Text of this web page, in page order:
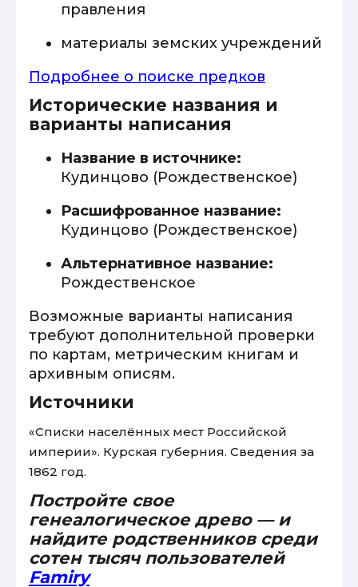
правления
материалы земских учреждений
Подробнее о поиске предков
Исторические названия и
варианты написания
Название в источнике:
Кудинцово (Рождественское)
Расшифрованное название:
Кудинцово (Рождественское)
Альтернативное название:
Рождественское
Возможные варианты написания
требуют дополнительной проверки
по картам, метрическим книгам и
архивным описям.
Источники
«Списки населённых мест Российской
империи». Курская губерния. Сведения за
1862 год.
Постройте свое
генеалогическое древо — и
найдите родственников среди
сотен тысяч пользователей
Famiry